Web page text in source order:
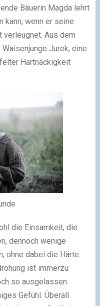
Bäuerin Magda lehrt
kann, wenn er seine
verleugnet. Aus dem
Jurek, eine
Hartnäckigkeit
die Einsamkeit, die
dennoch wenige
ohne dabei die Härte
ist immerzu
so ausgelassen
Gefühl. Überall